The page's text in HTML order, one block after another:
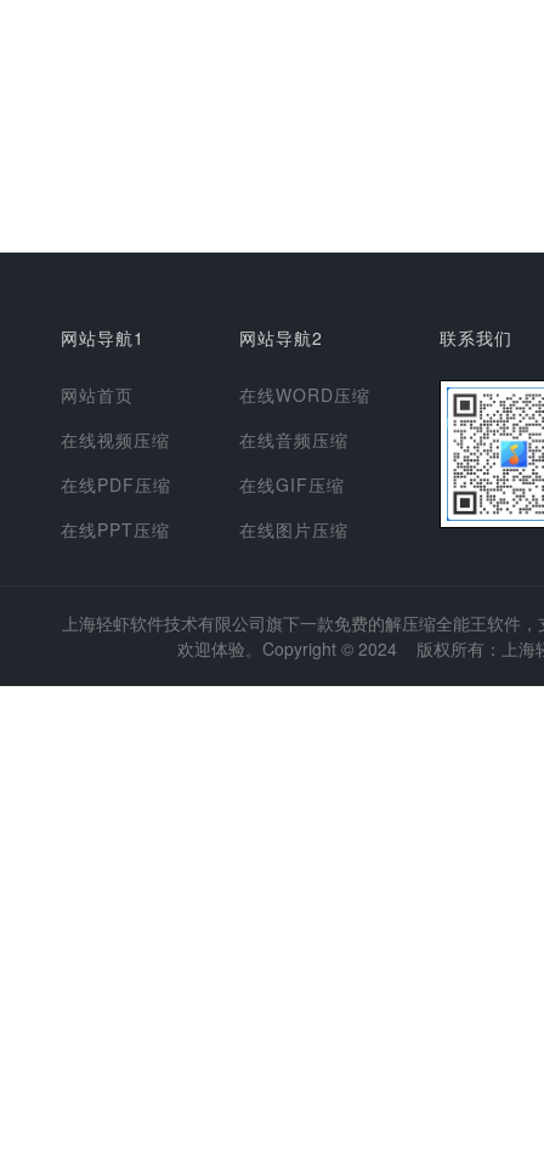
网站导航1
网站首页
在线视频压缩
在线PDF压缩
在线PPT压缩
网站导航2
在线WORD压缩
在线音频压缩
在线GIF压缩
在线图片压缩
联系我们
上海轻虾软件技术有限公司旗下一款免费的解压缩全能王软件
欢迎体验。Copyright © 2024 版权所有：上